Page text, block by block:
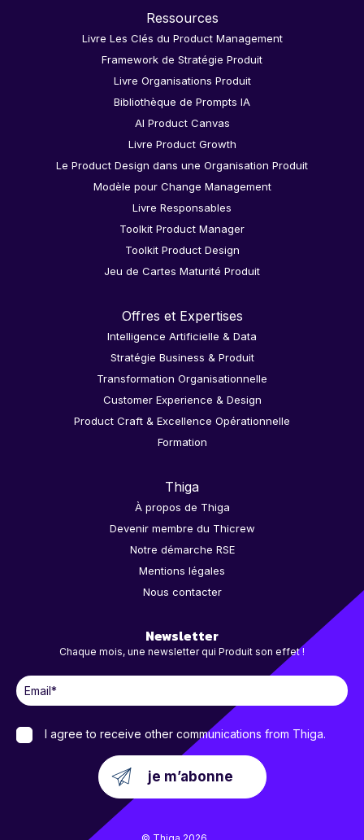
Ressources
Livre Les Clés du Product Management
Framework de Stratégie Produit
Livre Organisations Produit
Bibliothèque de Prompts IA
AI Product Canvas
Livre Product Growth
Le Product Design dans une Organisation Produit
Modèle pour Change Management
Livre Responsables
Toolkit Product Manager
Toolkit Product Design
Jeu de Cartes Maturité Produit
Offres et Expertises
Intelligence Artificielle & Data
Stratégie Business & Produit
Transformation Organisationnelle
Customer Experience & Design
Product Craft & Excellence Opérationnelle
Formation
Thiga
À propos de Thiga
Devenir membre du Thicrew
Notre démarche RSE
Mentions légales
Nous contacter
Newsletter
Chaque mois, une newsletter qui Produit son effet !
I agree to receive other communications from Thiga.